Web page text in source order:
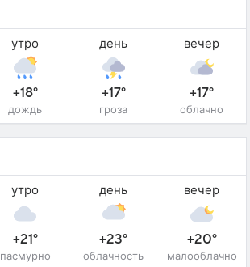
утро
+18°
дождь
день
+17°
гроза
вечер
+17°
облачно
утро
+21°
пасмурно
день
+23°
облачность
вечер
+20°
малооблачно